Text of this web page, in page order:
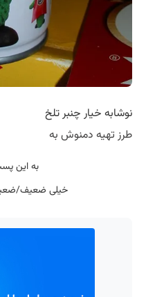
نوشابه خیار چنبر تلخ
طرز تهیه دمنوش به
به این
خیلی ضعیف/